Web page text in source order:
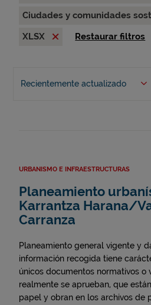
Ciudades y comunidades
XLSX
Restaurar filtros
Recientemente actualizado
URBANISMO E INFRAESTRUCTURAS
Planeamiento
Karrantza Harana/
Carranza
Planeamiento general vigente y
información recogida tiene
únicos documentos normativos o
realmente se aprueban, que
papel y obran en los archivos de